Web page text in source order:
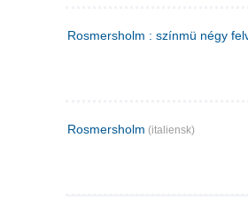
Rosmersholm : színmü négy
Rosmersholm (italiensk)